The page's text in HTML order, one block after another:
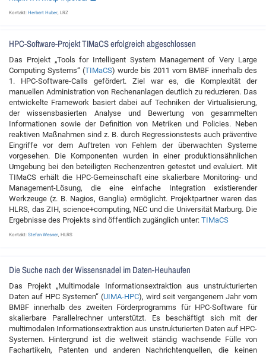
Kontakt: Herbert Huber, LRZ
HPC-Software-Projekt TIMaCS erfolgreich abgeschlossen
Das Projekt „Tools for Intelligent System Management of Very Large
Computing Systems“ (TIMaCS) wurde bis 2011 vom BMBF innerhalb des
1. HPC-Software-Calls gefördert. Ziel war es, die Komplexität der
manuellen Administration von Rechenanlagen deutlich zu reduzieren. Das
entwickelte Framework basiert dabei auf Techniken der Virtualisierung,
der wissensbasierten Analyse und Bewertung von gesammelten
Informationen sowie der Definition von Metriken und Policies. Neben
reaktiven Maßnahmen sind z. B. durch Regressionstests auch präventive
Eingriffe vor dem Auftreten von Fehlern der überwachten Systeme
vorgesehen. Die Komponenten wurden in einer produktionsähnlichen
Umgebung bei den beteiligten Rechenzentren getestet und evaluiert. Mit
TIMaCS erhält die HPC-Gemeinschaft eine skalierbare Monitoring- und
Management-Lösung, die eine einfache Integration existierender
Werkzeuge (z. B. Nagios, Ganglia) ermöglicht. Projektpartner waren das
HLRS, das ZIH, science+computing, NEC und die Universität Marburg. Die
Ergebnisse des Projekts sind öffentlich zugänglich unter: TIMaCS
Kontakt: Stefan Wesner , HLRS
Die Suche nach der Wissensnadel im Daten-Heuhaufen
Das Projekt „Multimodale Informationsextraktion aus unstrukturierten
Daten auf HPC Systemen“ (UIMA-HPC), wird seit vergangenem Jahr vom
BMBF innerhalb des zweiten Förderprogramms für HPC-Software für
skalierbare Parallelrechner unterstützt. Es beschäftigt sich mit der
multimodalen Informationsextraktion aus unstrukturierten Daten auf HPC-
Systemen. Hintergrund ist die weltweit ständig wachsende Fülle von
Fachartikeln, Patenten und anderen Nachrichtenquellen, die keinen